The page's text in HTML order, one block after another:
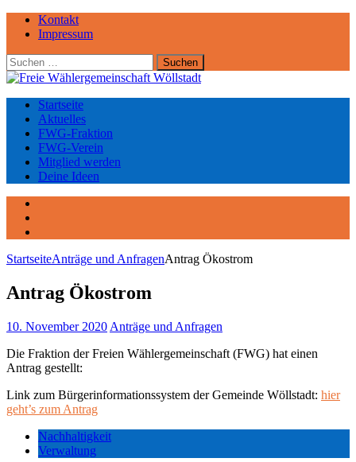
Kontakt
Impressum
Suchen
nach:
Startseite
Aktuelles
FWG-Fraktion
FWG-Verein
Mitglied werden
Deine Ideen
StartseiteAnträge und AnfragenAntrag Ökostrom
Antrag Ökostrom
10. November 2020 Anträge und Anfragen
Die Fraktion der Freien Wählergemeinschaft (FWG) hat einen
Antrag gestellt:
Link zum Bürgerinformationssystem der Gemeinde Wöllstadt: hier
geht’s zum Antrag
Nachhaltigkeit
Verwaltung